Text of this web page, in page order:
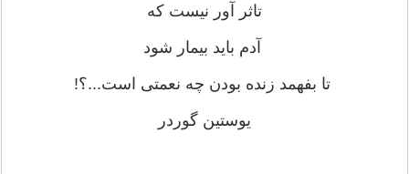
تاثر آور نیست که
آدم باید بیمار شود
تا بفهمد زنده بودن چه نعمتی است...؟!
یوستین گوردر